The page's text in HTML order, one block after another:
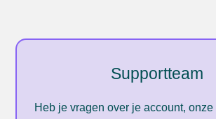
Supportteam
Heb je vragen over je account,